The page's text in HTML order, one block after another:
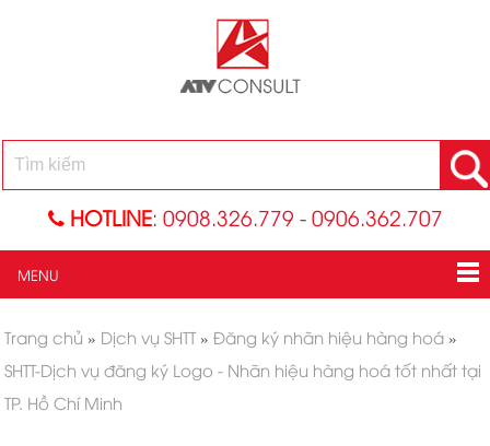
HOTLINE: 0908.326.779 - 0906.362.707
MENU
Trang chủ » Dịch vụ SHTT» Đăng ký nhãn hiệu hàng hoá »
SHTT-Dịch vụ đăng ký Logo - Nhãn hiệu hàng hoá tốt nhất tại
TP. Hồ Chí Minh